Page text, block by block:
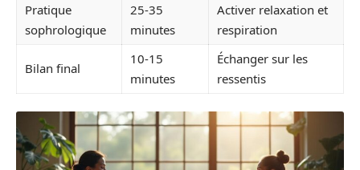
Pratique
sophrologique
25-35
minutes
Activer relaxation et
respiration
Bilan final
10-15
minutes
Échanger sur les
ressentis